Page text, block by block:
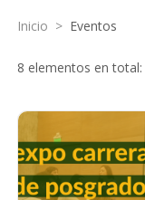
Inicio > Eventos
8 elementos en total: